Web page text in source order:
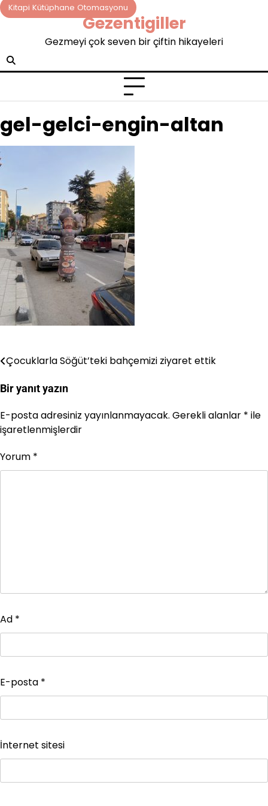
Skip
to
Kitapi Kütüphane Otomasyonu
Gezentigiller
Gezmeyi çok seven bir çiftin hikayeleri
gel-gelci-engin-altan
Yazı
gezinmesi
Çocuklarla Söğüt’teki bahçemizi ziyaret ettik
Bir yanıt yazın
E-posta adresiniz yayınlanmayacak. Gerekli alanlar * ile
işaretlenmişlerdir
Yorum *
Ad *
E-posta *
İnternet sitesi